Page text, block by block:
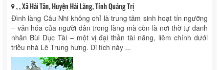
, , Xã Hải Tân, Huyện Hải Lăng, Tỉnh Quảng Trị
Đình làng Câu Nhi không chỉ là trung tâm sinh hoạt tín ngưỡng
– văn hóa của người dân trong làng mà còn là nơi thờ tự danh
nhân Bùi Dục Tài – một vị đại thần tài năng, liêm chính dưới
triều nhà Lê Trung hưng. Di tích này ...